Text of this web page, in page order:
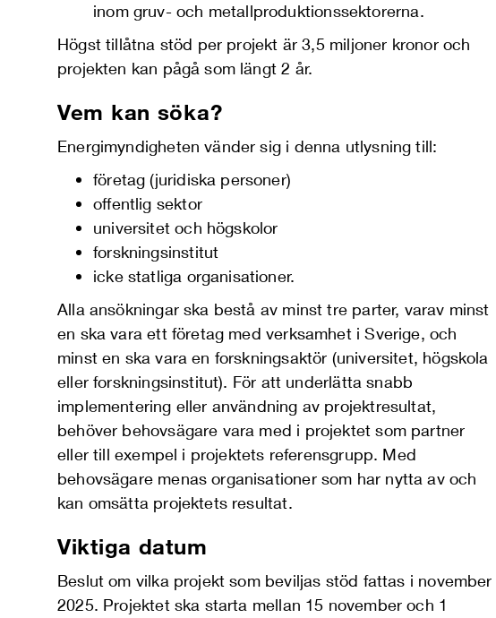
inom gruv- och metallproduktionssektorerna.
Högst tillåtna stöd per projekt är 3,5 miljoner kronor och
projekten kan pågå som längt 2 år.
Vem kan söka?
Energimyndigheten vänder sig i denna utlysning till:
företag (juridiska personer)
offentlig sektor
universitet och högskolor
forskningsinstitut
icke statliga organisationer.
Alla ansökningar ska bestå av minst tre parter, varav minst
en ska vara ett företag med verksamhet i Sverige, och
minst en ska vara en forskningsaktör (universitet, högskola
eller forskningsinstitut). För att underlätta snabb
implementering eller användning av projektresultat,
behöver behovsägare vara med i projektet som partner
eller till exempel i projektets referensgrupp. Med
behovsägare menas organisationer som har nytta av och
kan omsätta projektets resultat.
Viktiga datum
Beslut om vilka projekt som beviljas stöd fattas i november
2025. Projektet ska starta mellan 15 november och 1